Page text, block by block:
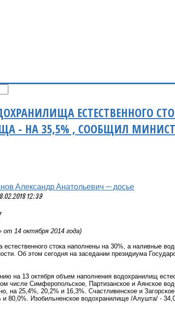
ЕСТЕСТВЕННОГО
- НА 35,5% , СООБЩИЛ
Александр Анатольевич — досье
12:39
14 октября 2014 года)
стока наполнены на 30%, а наливные
Об этом сегодня на заседании президиума
на 13 октября объем наполнения водохранилищ
числе Симферопольское, Партизанское и Аянское
на 25,4%, 20,2% и 16,3%. Счастливенское и
и 80,0%. Изобильненское водохранилище /Алушта/ -